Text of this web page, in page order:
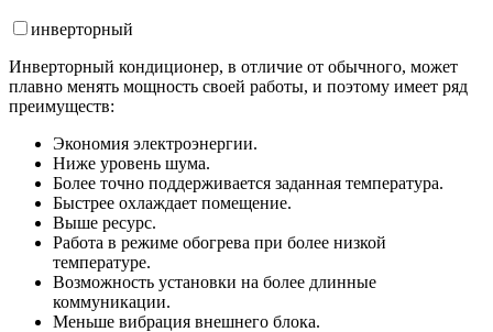
инверторный
Инверторный кондиционер, в отличие от обычного, может
плавно менять мощность своей работы, и поэтому имеет ряд
преимуществ:
Экономия электроэнергии.
Ниже уровень шума.
Более точно поддерживается заданная температура.
Быстрее охлаждает помещение.
Выше ресурс.
Работа в режиме обогрева при более низкой
температуре.
Возможность установки на более длинные
коммуникации.
Меньше вибрация внешнего блока.